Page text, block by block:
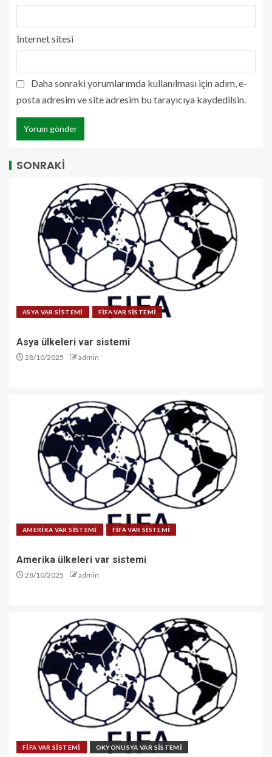
İnternet sitesi
Daha sonraki yorumlarımda kullanılması için adım, e-
posta adresim ve site adresim bu tarayıcıya kaydedilsin.
SONRAKİ
ASYA VAR SİSTEMİ FİFA VAR SİSTEMİ
Asya ülkeleri var sistemi
28/10/2025 admin
AMERİKA VAR SİSTEMİ FİFA VAR SİSTEMİ
Amerika ülkeleri var sistemi
28/10/2025 admin
FİFA VAR SİSTEMİ OKYONUSYA VAR SİSTEMİ